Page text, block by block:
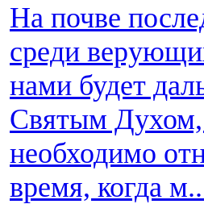
На почве
среди
нами будет
Святым Духом,
необходимо
время, когда